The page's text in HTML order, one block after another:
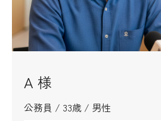
A 様
公務員 / 33歳 / 男性